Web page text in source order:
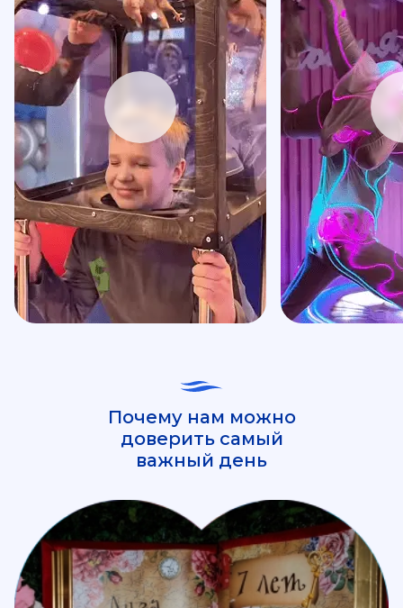
Почему нам можно
доверить самый
важный день